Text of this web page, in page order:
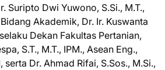
Suripto Dwi Yuwono, S.Si., M.T.,
Akademik, Dr. Ir. Kuswanta
Dekan Fakultas Pertanian,
S.T., M.T., IPM., Asean Eng.,
serta Dr. Ahmad Rifai, S.Sos., M.Si.,